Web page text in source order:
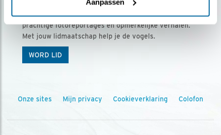
Aanpassen
Vogels is het tijdschrift voor onze leden, met
prachtige fotoreportages en opmerkelijke verhalen.
Met jouw lidmaatschap help je de vogels.
WORD LID
Onze sites Mijn privacy Cookieverklaring Colofon